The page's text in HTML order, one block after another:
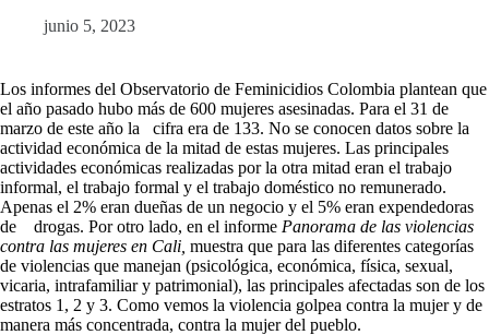
junio 5, 2023
Los informes del Observatorio de Feminicidios Colombia plantean que
el año pasado hubo más de 600 mujeres asesinadas. Para el 31 de
marzo de este año la cifra era de 133. No se conocen datos sobre la
actividad económica de la mitad de estas mujeres. Las principales
actividades económicas realizadas por la otra mitad eran el trabajo
informal, el trabajo formal y el trabajo doméstico no remunerado.
Apenas el 2% eran dueñas de un negocio y el 5% eran expendedoras
de drogas. Por otro lado, en el informe Panorama de las violencias
contra las mujeres en Cali, muestra que para las diferentes categorías
de violencias que manejan (psicológica, económica, física, sexual,
vicaria, intrafamiliar y patrimonial), las principales afectadas son de los
estratos 1, 2 y 3. Como vemos la violencia golpea contra la mujer y de
manera más concentrada, contra la mujer del pueblo.